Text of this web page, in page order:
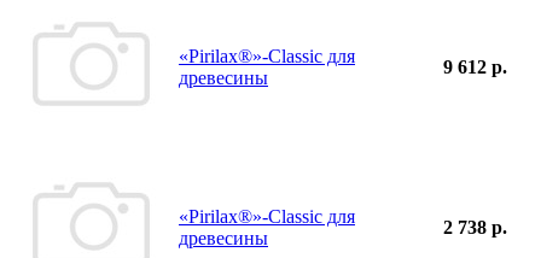
«Pirilax®»-Classic для
древесины
9 612 р.
«Pirilax®»-Classic для
древесины
2 738 р.